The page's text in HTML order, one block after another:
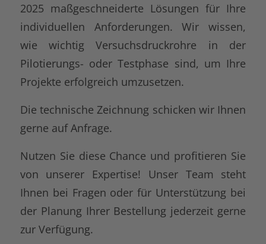
2025 maßgeschneiderte Lösungen für Ihre
individuellen Anforderungen. Wir wissen,
wie wichtig Versuchsdruckrohre in der
Pilotierungs- oder Testphase sind, um Ihre
Projekte erfolgreich umzusetzen.
Die technische Zeichnung schicken wir Ihnen
gerne auf Anfrage.
Nutzen Sie diese Chance und profitieren Sie
von unserer Expertise! Unser Team steht
Ihnen bei Fragen oder für Unterstützung bei
der Planung Ihrer Bestellung jederzeit gerne
zur Verfügung.